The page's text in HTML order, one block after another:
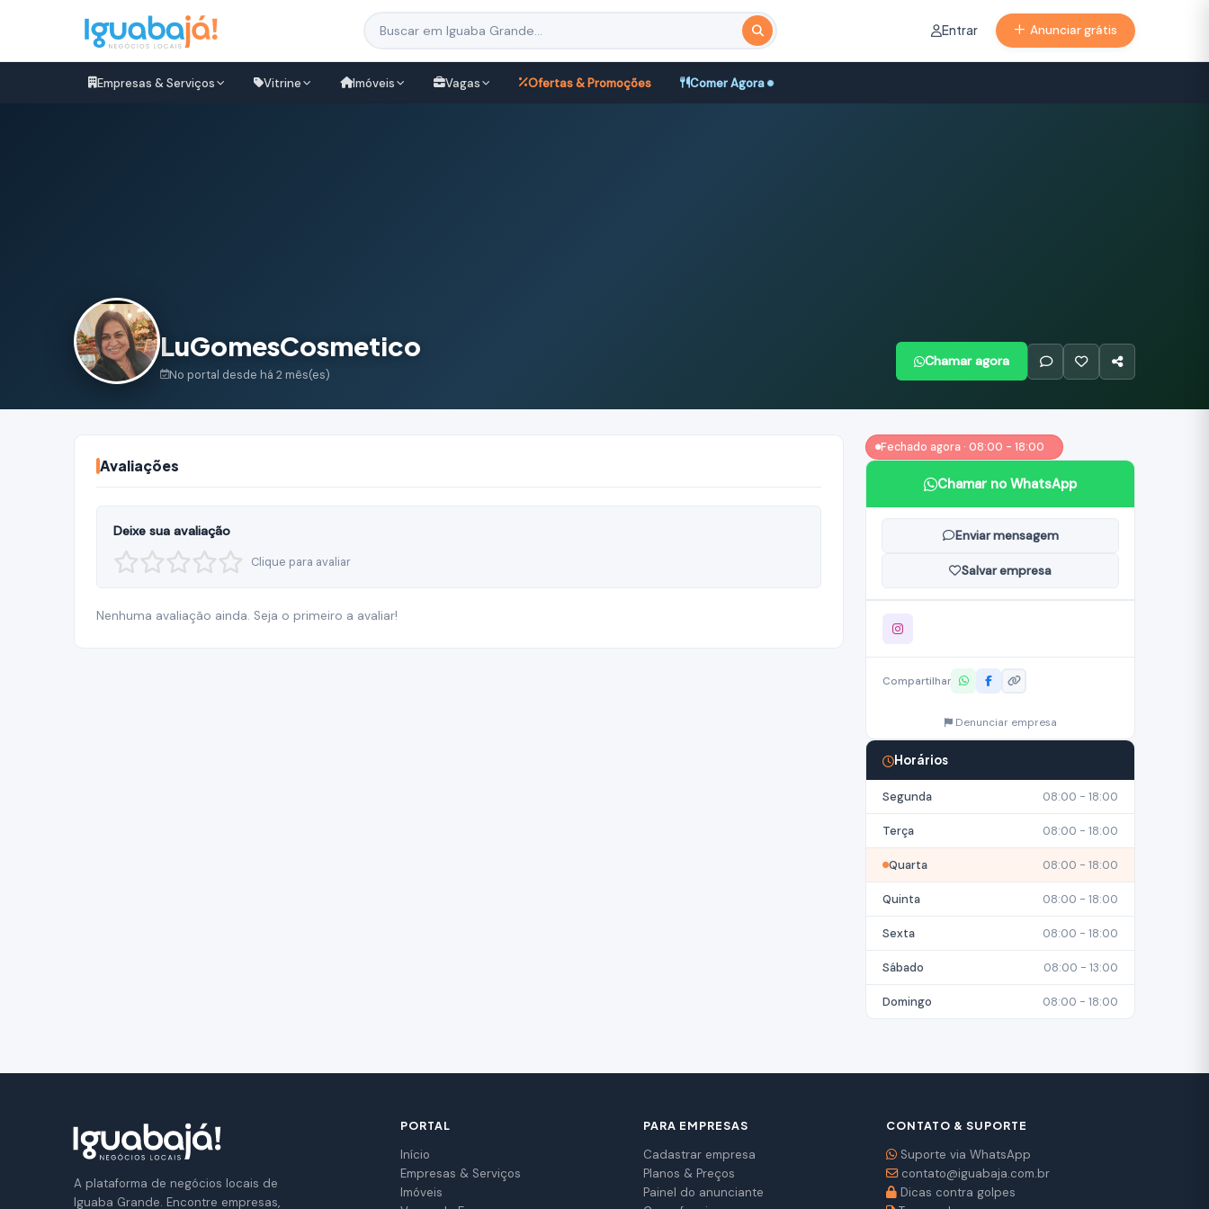
Entrar Anunciar grátis
Empresas & Serviços Vitrine Imóveis Vagas Ofertas & Promoções Comer Agora
LuGomesCosmetico
No portal desde há 2 mês(es)
Chamar agora
Avaliações
Deixe sua avaliação
Clique para avaliar
Nenhuma avaliação ainda. Seja o primeiro a avaliar!
Fechado agora · 08:00 - 18:00
Chamar no WhatsApp
Enviar mensagem
Salvar empresa
Compartilhar
Denunciar empresa
Horários
Segunda 08:00 - 18:00
Terça 08:00 - 18:00
Quarta 08:00 - 18:00
Quinta 08:00 - 18:00
Sexta 08:00 - 18:00
Sábado 08:00 - 13:00
Domingo 08:00 - 18:00
A plataforma de negócios locais de
Iguaba Grande. Encontre empresas,
PORTAL
Início
Empresas & Serviços
Imóveis
PARA EMPRESAS
Cadastrar empresa
Planos & Preços
Painel do anunciante
CONTATO & SUPORTE
Suporte via WhatsApp
contato@iguabaja.com.br
Dicas contra golpes